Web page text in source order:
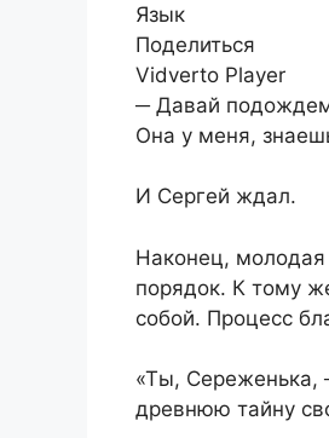
Язык
Поделиться
Vidverto Player
​─ Давай
Она у меня,
​И Сергей ждал.​
​Наконец, молодая
порядок. К тому
собой. Процесс
«Ты, Сереженька,
древнюю тайну